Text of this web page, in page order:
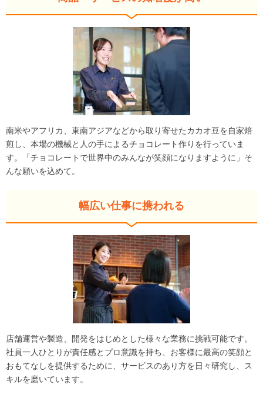
南米やアフリカ、東南アジアなどから取り寄せたカカオ豆を自家焙
煎し、本場の機械と人の手によるチョコレート作りを行っていま
す。「チョコレートで世界中のみんなが笑顔になりますように」そ
んな願いを込めて。
幅広い仕事に携われる
店舗運営や製造、開発をはじめとした様々な業務に挑戦可能です。
社員一人ひとりが責任感とプロ意識を持ち、お客様に最高の笑顔と
おもてなしを提供するために、サービスのあり方を日々研究し、ス
キルを磨いています。